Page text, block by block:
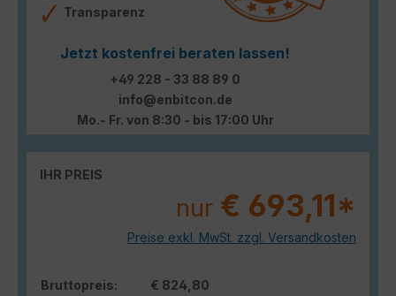
Transparenz
Jetzt kostenfrei beraten lassen!
+49 228 - 33 88 89 0
info@enbitcon.de
Mo.- Fr. von 8:30 - bis 17:00 Uhr
IHR PREIS
nur € 693,11*
Preise exkl. MwSt. zzgl. Versandkosten
Bruttopreis:
€ 824,80